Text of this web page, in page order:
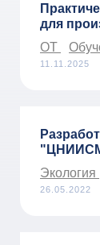
для
ОТ
11.11.2025
Экология
26.05.2022